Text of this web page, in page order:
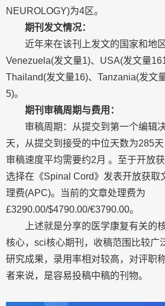
NEUROLOGY)为4区。
期刊发文情况：
近年来在该刊上发文的国家和地区
Venezuela(发文量1)、USA(发文量
Thailand(发文量16)、Tanzania(发文
5)。
期刊审稿周期与费用：
审稿周期：从提交到第一个编辑
天，从提交到接受的中位天数为285
审稿速度平均需要约2月 。至于开放
选择在《Spinal Cord》发表开放获取
理费(APC)。当前的文章处理费为
£3290.00/$4790.00/€3790.00。
上述就是分享的医学康复有关的核
核心，sci核心期刊，收稿范围比较广
研究成果，录用率相对较高，对评职
者来说，是容易投稿中稿的刊物。